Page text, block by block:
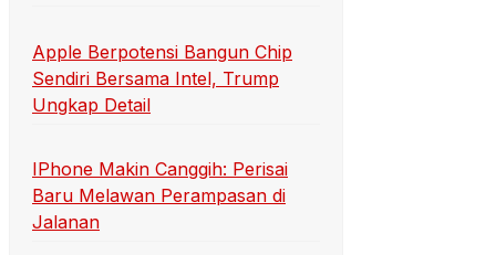
Apple Berpotensi Bangun Chip
Sendiri Bersama Intel, Trump
Ungkap Detail
IPhone Makin Canggih: Perisai
Baru Melawan Perampasan di
Jalanan